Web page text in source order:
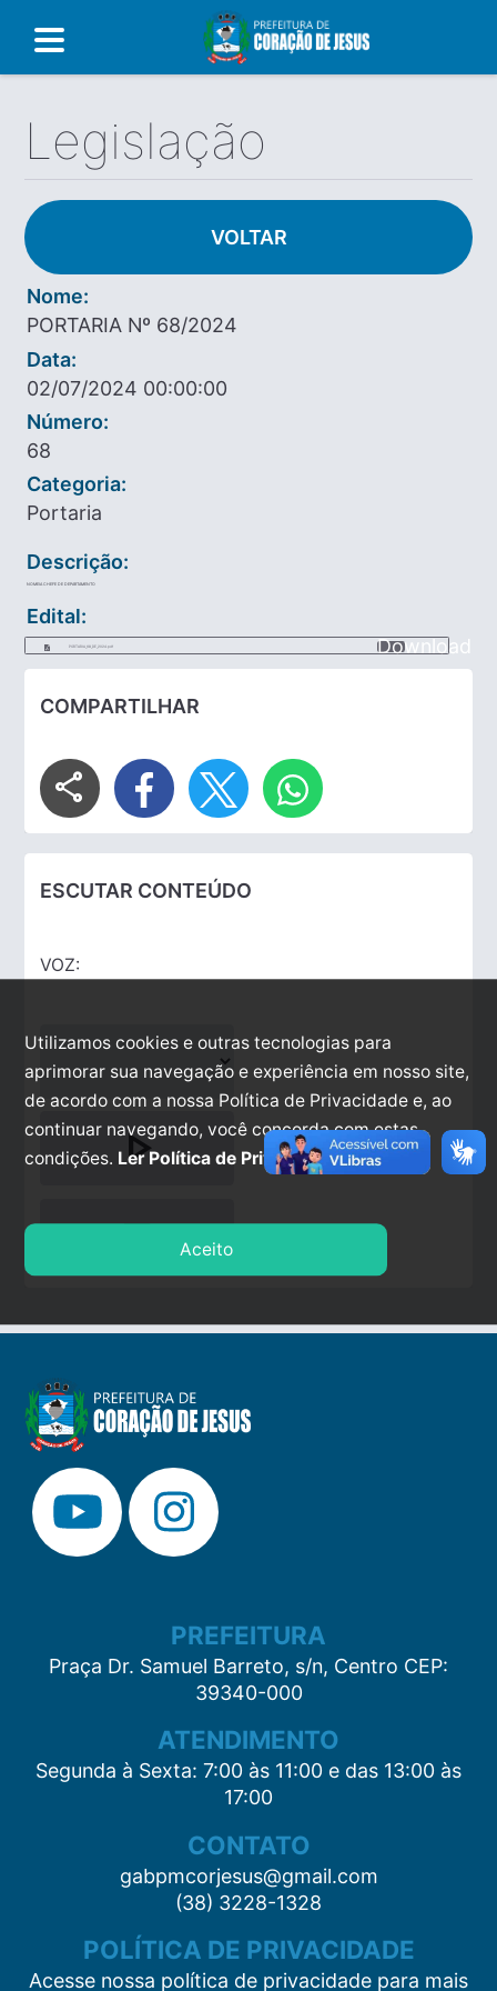
Legislação
VOLTAR
Nome:
PORTARIA Nº 68/2024
Data:
02/07/2024 00:00:00
Número:
68
Categoria:
Portaria
Descrição:
NOMEIA CHEFE DE DEPARTAMENTO
Edital:
PORTARIA_68_DE_2024.pdf Download
COMPARTILHAR
share
ESCUTAR CONTEÚDO
VOZ:
play_arrow
stop
PREFEITURA
Praça Dr. Samuel Barreto, s/n, Centro CEP:
39340-000
ATENDIMENTO
Segunda à Sexta: 7:00 às 11:00 e das 13:00 às
17:00
CONTATO
gabpmcorjesus@gmail.com
(38) 3228-1328
POLÍTICA DE PRIVACIDADE
Acesse nossa política de privacidade para mais
Utilizamos cookies e outras tecnologias para
aprimorar sua navegação e experiência em nosso site,
de acordo com a nossa Política de Privacidade e, ao
continuar navegando, você concorda com estas
condições. Ler Política de Privacidade.
Aceito